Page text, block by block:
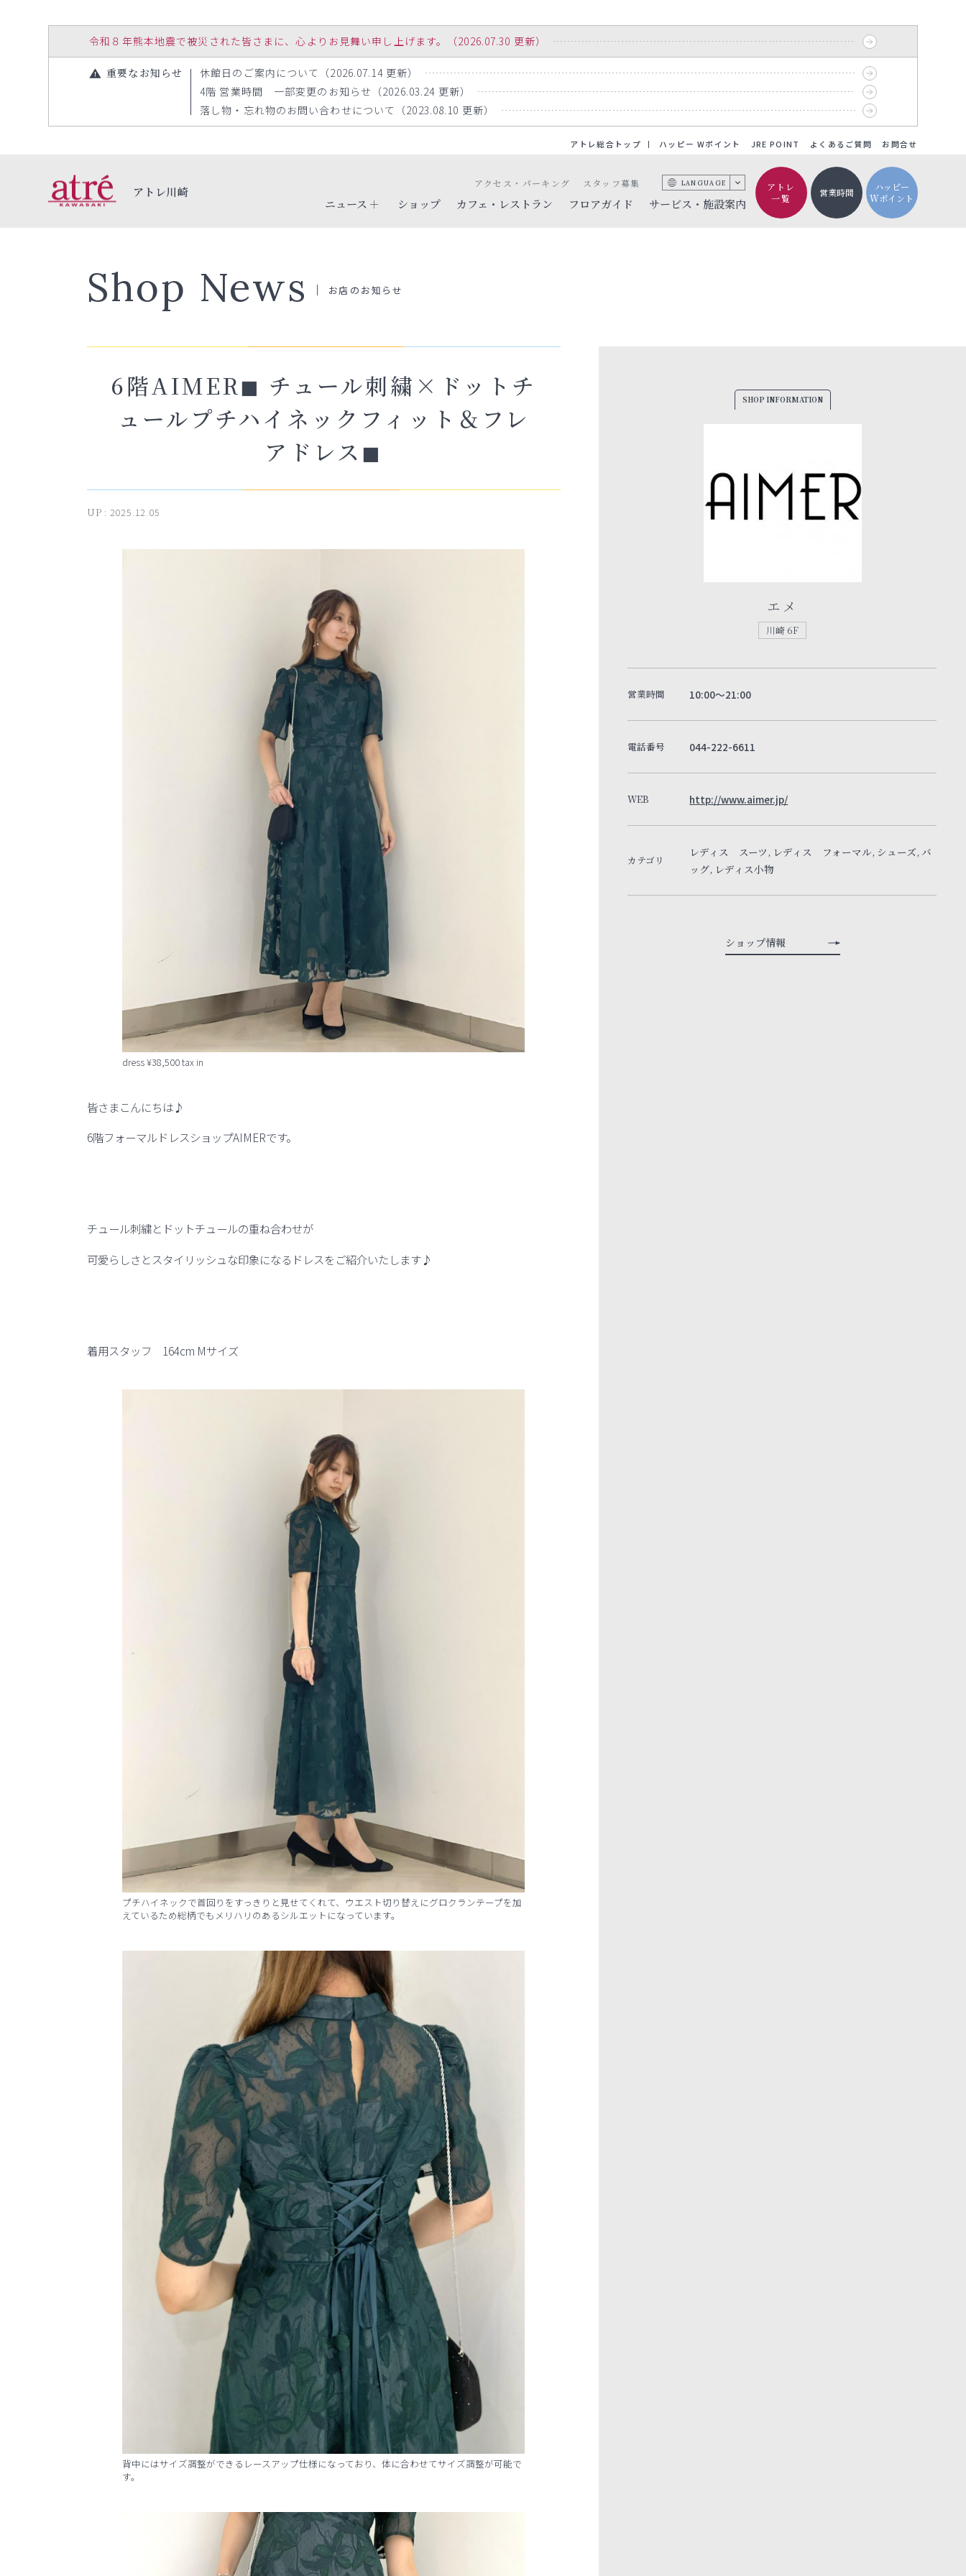
令和８年熊本地震で被災された皆さまに、心よりお見舞い申し上げます。（2026.07.30 更新）
重要なお知らせ
休館日のご案内について（2026.07.14 更新）
4階 営業時間 一部変更のお知らせ（2026.03.24 更新）
落し物・忘れ物のお問い合わせについて（2023.08.10 更新）
アトレ総合トップ ハッピー Wポイント JRE POINT よくあるご質問 お問合せ
アトレ川崎
ニュース
ショップ カフェ・レストラン フロアガイド サービス・施設案内
アクセス・パーキング スタッフ募集 LANGUAGE
アトレ
一覧
営業時間
ハッピー
Wポイント
Shop News お店のお知らせ
6階AIMER◼︎ チュール刺繍×ドットチ
ュールプチハイネックフィット＆フレ
アドレス◼︎
UP : 2025.12.05
dress ¥38,500 tax in
皆さまこんにちは♪
6階フォーマルドレスショップAIMERです。
チュール刺繍とドットチュールの重ね合わせが
可愛らしさとスタイリッシュな印象になるドレスをご紹介いたします♪
着用スタッフ 164cm Mサイズ
プチハイネックで首回りをすっきりと見せてくれて、ウエスト切り替えにグロクランテープを加
えているため総柄でもメリハリのあるシルエットになっています。
背中にはサイズ調整ができるレースアップ仕様になっており、体に合わせてサイズ調整が可能で
す。
SHOP INFORMATION
エメ
川崎 6F
営業時間 10:00～21:00
電話番号 044-222-6611
WEB http://www.aimer.jp/
カテゴリ
レディス スーツ, レディス フォーマル, シューズ, バ
ッグ, レディス小物
ショップ情報